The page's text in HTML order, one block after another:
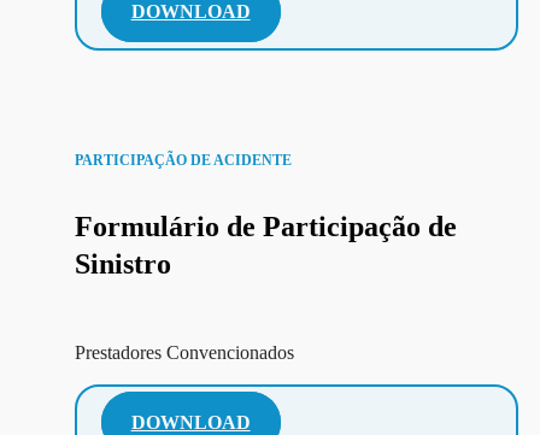
DOWNLOAD
PARTICIPAÇÃO DE ACIDENTE
Formulário de Participação de
Sinistro
Prestadores Convencionados
DOWNLOAD